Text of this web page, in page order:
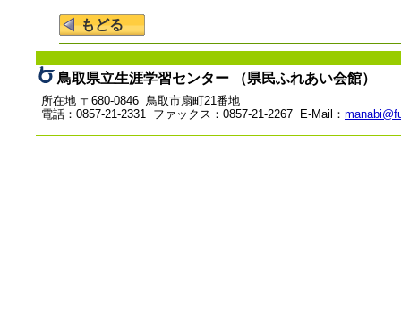
鳥取県立生涯学習センター （県民ふれあい会館）
所在地 〒680-0846 鳥取市扇町21番地
電話：0857-21-2331 ファックス：0857-21-2267 E-Mail：